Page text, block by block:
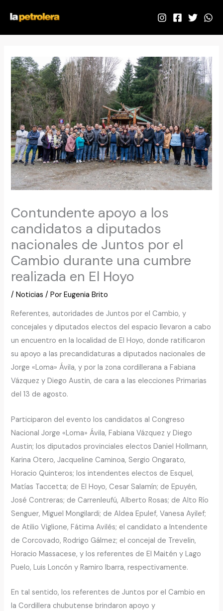
contenido
Contundente apoyo a los
candidatos a diputados
nacionales de Juntos por el
Cambio durante una cumbre
realizada en El Hoyo
/Noticias / PorEugenia Brito
Referentes, autoridades de Juntos por el Cambio, y
concejales y diputados electos del espacio llevaron a cabo
un encuentro en la localidad de El Hoyo, donde ratificaron
su apoyo a las precandidaturas a diputados nacionales de
Jorge «Loma» Ávila, y por la zona cordillerana a Fabiana
Vázquez y Diego Austin, de cara a las elecciones Primarias
del 13 de agosto.
Participaron del evento los candidatos al Congreso
Nacional Jorge «Loma» Ávila, Fabiana Vázquez y Diego
Austin; los diputados provinciales electos Daniel Hollmann,
Karina Otero, Jacqueline Caminoa, Sergio Ongarato,
Horacio Quinteros; los intendentes electos de Esquel,
Matías Taccetta; de El Hoyo, Cesar Salamín; de Epuyén,
José Contreras; de Carrenleufú, Alberto Rosas; de Alto Río
Senguer, Miguel Mongilardi; de Aldea Epulef, Vanesa Ayilef;
de Atilio Viglione, Fátima Avilés; el candidato a Intendente
de Corcovado, Rodrigo Gálmez; el concejal de Trevelin,
Horacio Massacese, y los referentes de El Maitén y Lago
Puelo, Luis Loncón y Ramiro Ibarra, respectivamente.
En tal sentido, los referentes de Juntos por el Cambio en
la Cordillera chubutense brindaron apoyo y